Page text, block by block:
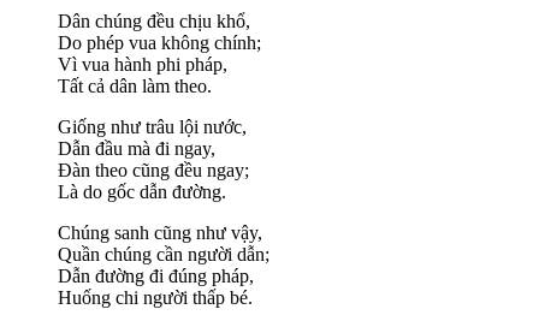
Dân chúng đều chịu khổ,
Do phép vua không chính;
Vì vua hành phi pháp,
Tất cả dân làm theo.
Giống như trâu lội nước,
Dẫn đầu mà đi ngay,
Đàn theo cũng đều ngay;
Là do gốc dẫn đường.
Chúng sanh cũng như vậy,
Quần chúng cần người dẫn;
Dẫn đường đi đúng pháp,
Huống chi người thấp bé.